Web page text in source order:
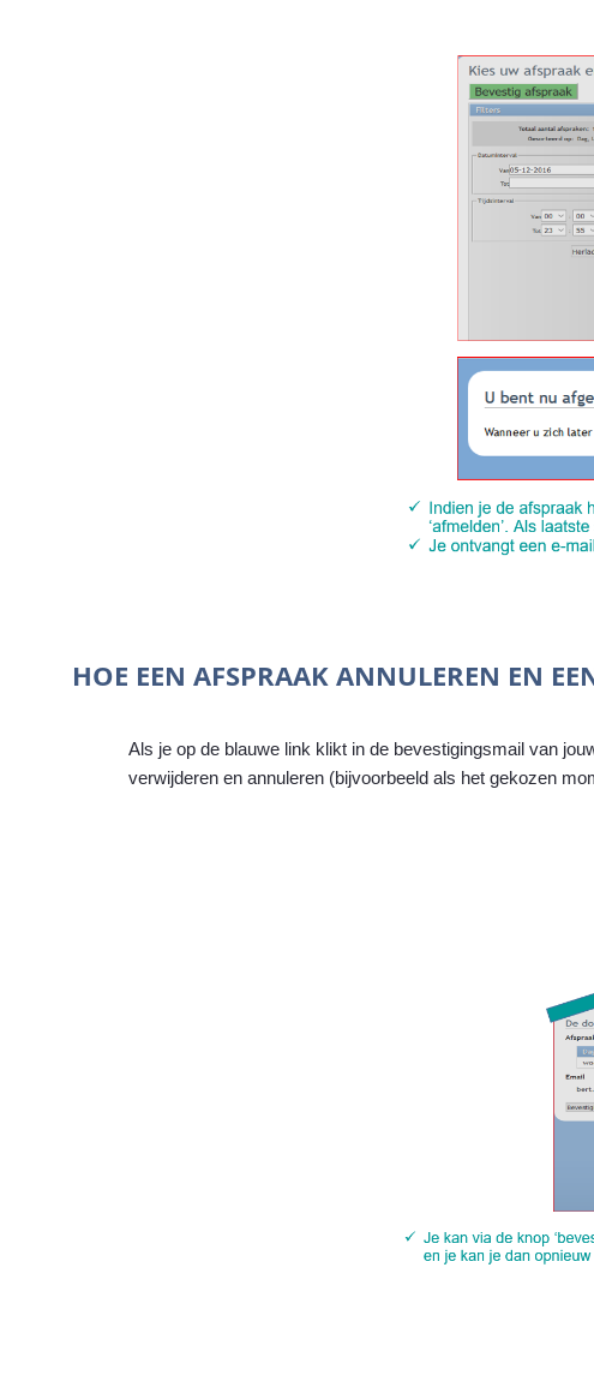
HOE EEN AFSPRAAK ANNULEREN EN
Als je op de blauwe link klikt in de bevestigingsmail van
verwijderen en annuleren (bijvoorbeeld als het gekozen